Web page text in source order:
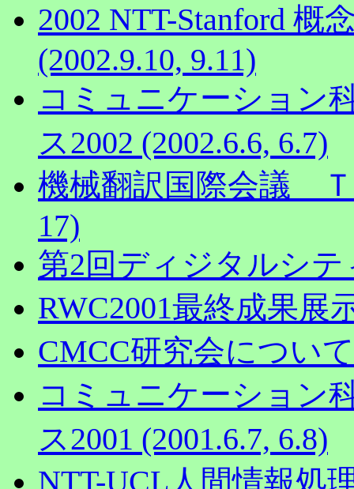
2002 NTT-Stanford
(2002.9.10, 9.11)
コミュニケーション
ス2002 (2002.6.6, 6.7)
機械翻訳国際会議 Ｔ
17)
第2回ディジタルシテ
RWC2001最終成果展
CMCC研究会について
コミュニケーション
ス2001 (2001.6.7, 6.8)
NTT-UCL人間情報処